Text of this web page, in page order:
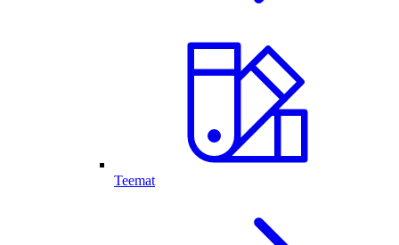
Teemat